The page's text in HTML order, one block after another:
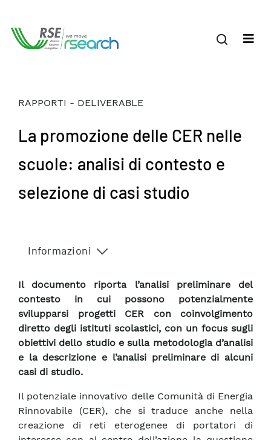
RAPPORTI - DELIVERABLE
La promozione delle CER nelle
scuole: analisi di contesto e
selezione di casi studio
Informazioni
Il documento riporta l’analisi preliminare del
contesto in cui possono potenzialmente
svilupparsi progetti CER con coinvolgimento
diretto degli istituti scolastici, con un focus sugli
obiettivi dello studio e sulla metodologia d’analisi
e la descrizione e l’analisi preliminare di alcuni
casi di studio.
Il potenziale innovativo delle Comunità di Energia
Rinnovabile (CER), che si traduce anche nella
creazione di reti eterogenee di portatori di